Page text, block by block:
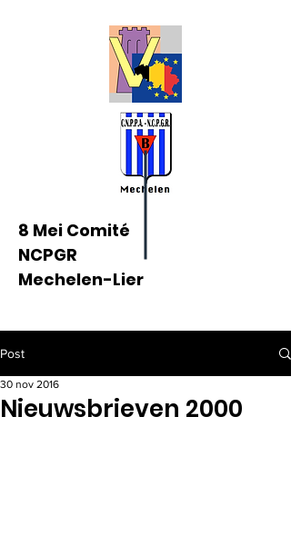
8 Mei Comité
NCPGR
Mechelen-Lier
Post
Nieuwsbrieven 2000
30 nov 2016